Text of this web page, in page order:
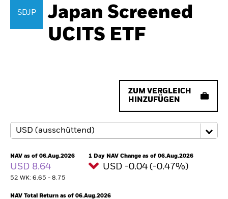
SDJP
Japan Screened
UCITS ETF
ZUM VERGLEICH
HINZUFÜGEN
NAV as of 06.Aug.2026
USD 8.64
52 WK: 6.65 - 8.75
1 Day NAV Change as of 06.Aug.2026
USD -0.04 (-0.47%)
NAV Total Return as of 06.Aug.2026